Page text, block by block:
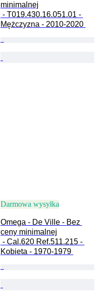
minimalnej
Mężczyzna - 2010-2020
Darmowa wysyłka
Omega - De Ville - Bez
ceny minimalnej
Kobieta - 1970-1979